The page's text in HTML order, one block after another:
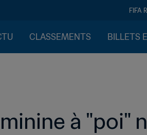
FIFA
CLASSEMENTS BILLETS
à "poi"